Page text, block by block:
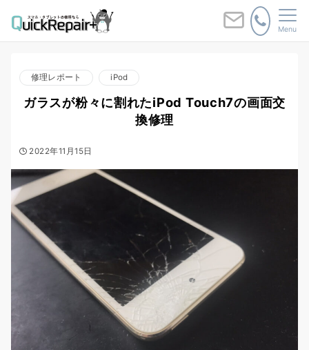
Menu
修理レポート iPod
ガラスが粉々に割れたiPod Touch7の画面交
換修理
2022年11月15日